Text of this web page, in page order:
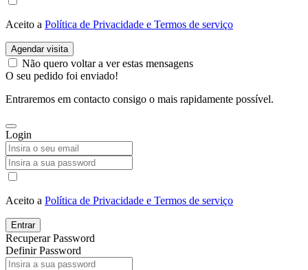
Aceito a Política de Privacidade e Termos de serviço
Agendar visita
Não quero voltar a ver estas mensagens
O seu pedido foi enviado!
Entraremos em contacto consigo o mais rapidamente possível.
Login
Aceito a Política de Privacidade e Termos de serviço
Entrar
Recuperar Password
Definir Password